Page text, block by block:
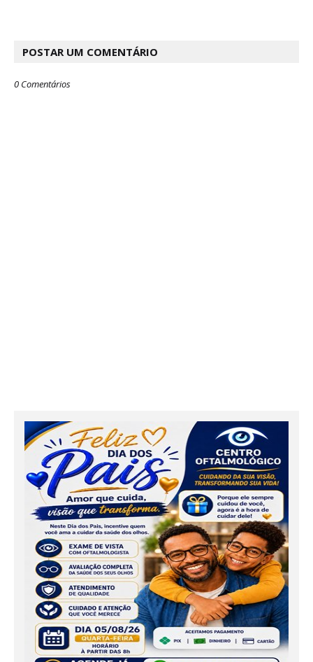
POSTAR UM COMENTÁRIO
0 Comentários